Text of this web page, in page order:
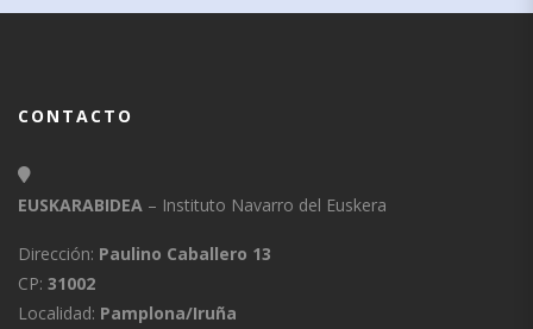
CONTACTO
EUSKARABIDEA – Instituto Navarro del Euskera
Dirección: Paulino Caballero 13
CP: 31002
Localidad: Pamplona/Iruña